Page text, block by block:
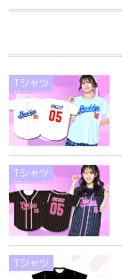
Tシャツ
Tシャツ
Tシャツ